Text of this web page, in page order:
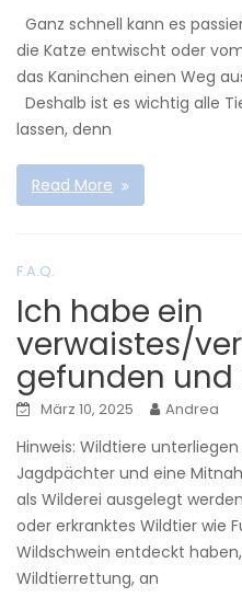
Ganz schnell kann es
die Katze entwischt oder
das Kaninchen einen Weg
Deshalb ist es wichtig alle
lassen, denn
Read More
F.A.Q.
Ich habe ein
verwaistes/
gefunden und
März 10, 2025 Andrea
Hinweis: Wildtiere
Jagdpächter und eine
als Wilderei ausgelegt
oder erkranktes Wildtier wie
Wildschwein entdeckt
Wildtierrettung, an